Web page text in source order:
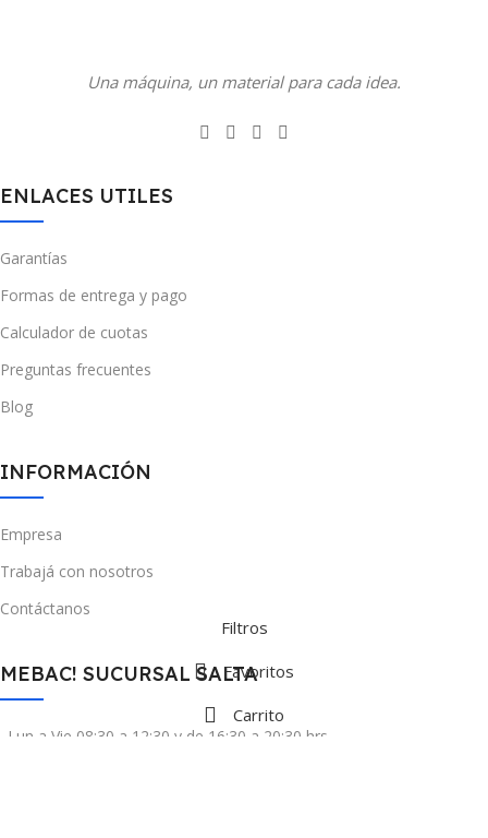
Una máquina, un material para cada idea.
ENLACES UTILES
Garantías
Formas de entrega y pago
Calculador de cuotas
Preguntas frecuentes
Blog
INFORMACIÓN
Empresa
Trabajá con nosotros
Contáctanos
MEBAC! SUCURSAL SALTA
Lun a Vie 08:30 a 12:30 y de 16:30 a 20:30 hrs
Filtros
Favoritos
Carrito